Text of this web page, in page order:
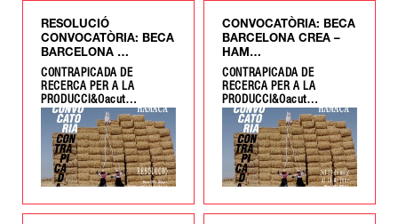
RESOLUCIÓ
CONVOCATÒRIA: BECA
BARCELONA …
CONTRAPICADA DE
RECERCA PER A LA
PRODUCCI&Oacut…
CONVOCATÒRIA: BECA
BARCELONA CREA –
HAM…
CONTRAPICADA DE
RECERCA PER A LA
PRODUCCI&Oacut…